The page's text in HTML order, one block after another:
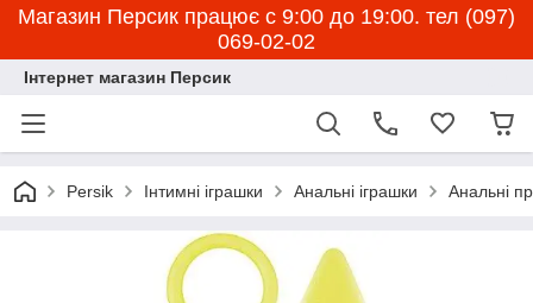
Магазин Персик працює с 9:00 до 19:00. тел (097)
069-02-02
Інтернет магазин Персик
Persik Інтимні іграшки Анальні іграшки Анальні